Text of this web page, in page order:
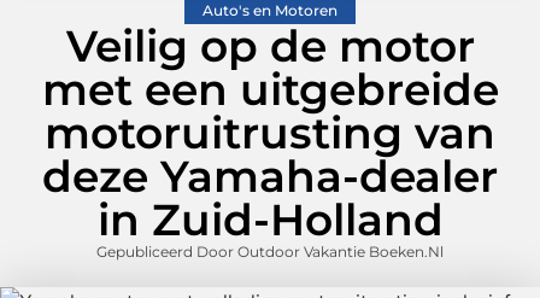
Auto's en Motoren
Veilig op de motor
met een uitgebreide
motoruitrusting van
deze Yamaha-dealer
in Zuid-Holland
Gepubliceerd Door Outdoor Vakantie Boeken.nl